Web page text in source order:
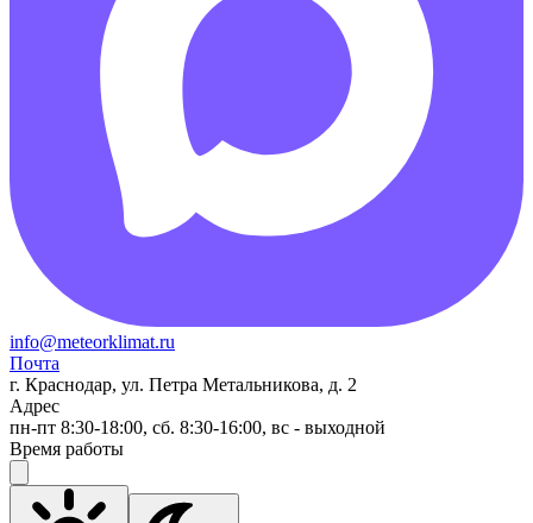
info@meteorklimat.ru
Почта
г. Краснодар, ул. Петра Метальникова, д. 2
Адрес
пн-пт 8:30-18:00, сб. 8:30-16:00, вс - выходной
Время работы